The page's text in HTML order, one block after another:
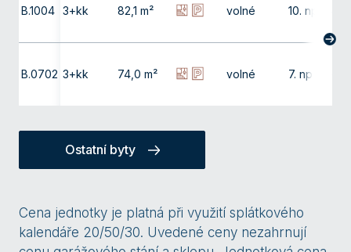
B.1004 3+kk 82,1 m² volné 10. np
B.0702 3+kk 74,0 m² volné 7. np
Ostatní byty
Cena jednotky je platná při využití splátkového
kalendáře 20/50/30. Uvedené ceny nezahrnují